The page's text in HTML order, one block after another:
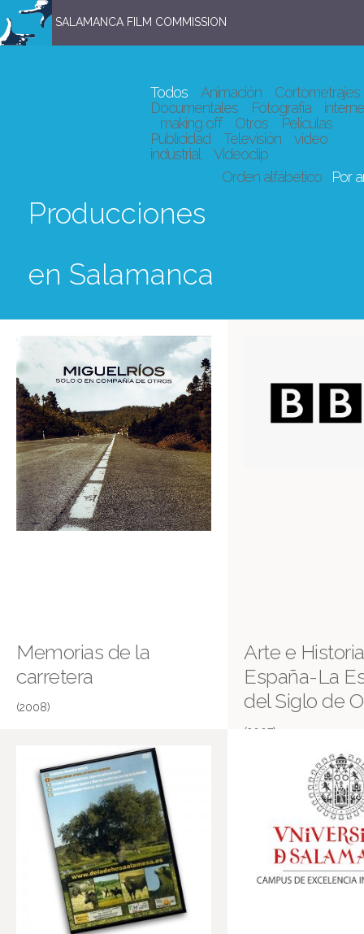
SALAMANCA FILM COMMISSION
Todos Animación
Cortometrajes
Documentales
Fotografía
making off
Otros
Películas
Publicidad
Televisión
vídeo
industrial
Videoclip
Orden alfábetico
Por
Producciones
en Salamanca
Memorias de la
carretera
(2008)
Arte e
España-La
del Siglo de
(2007)